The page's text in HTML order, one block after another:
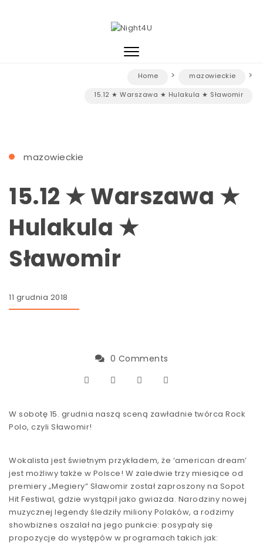
Toggle
Home
mazowieckie
15.12 ★ Warszawa ★ Hulakula ★ Sławomir
mazowieckie
15.12 ★ Warszawa ★
Hulakula ★
Sławomir
11 grudnia 2018
0 Comments
W sobotę 15. grudnia naszą sceną zawładnie twórca Rock
Polo, czyli Sławomir!
Wokalista jest świetnym przykładem, że ‘american dream’
jest możliwy także w Polsce! W zaledwie trzy miesiące od
premiery „Megiery” Sławomir został zaproszony na Sopot
Hit Festiwal, gdzie wystąpił jako gwiazda. Narodziny nowej
muzycznej legendy śledziły miliony Polaków, a rodzimy
showbiznes oszalał na jego punkcie: posypały się
propozycje do występów w programach takich jak: